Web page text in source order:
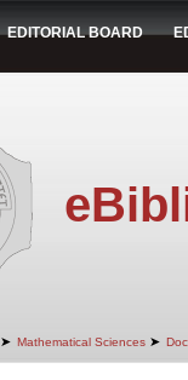
EDITORIAL BOARD
➤ Mathematical Sciences ➤